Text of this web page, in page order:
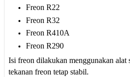
Freon R22
Freon R32
Freon R410A
Freon R290
Isi freon dilakukan menggunakan alat
tekanan freon tetap stabil.